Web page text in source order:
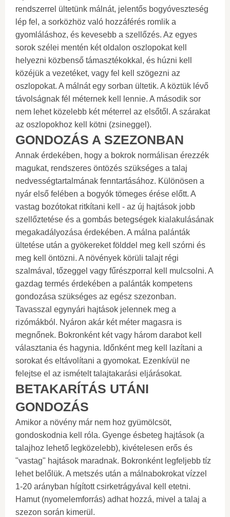
rendszerrel ültetünk málnát, jelentős bogyóveszteség
lép fel, a sorközhöz való hozzáférés romlik a
gyomláláshoz, és kevesebb a szellőzés. Az egyes
sorok szélei mentén két oldalon oszlopokat kell
helyezni közbenső támasztékokkal, és húzni kell
közéjük a vezetéket, vagy fel kell szögezni az
oszlopokat. A málnát egy sorban ültetik. A köztük lévő
távolságnak fél méternek kell lennie. A második sor
nem lehet közelebb két méterrel az elsőtől. A szárakat
az oszlopokhoz kell kötni (zsineggel).
GONDOZÁS A SZEZONBAN
Annak érdekében, hogy a bokrok normálisan érezzék
magukat, rendszeres öntözés szükséges a talaj
nedvességtartalmának fenntartásához. Különösen a
nyár első felében a bogyók tömeges érése előtt. A
vastag bozótokat ritkítani kell - az új hajtások jobb
szellőztetése és a gombás betegségek kialakulásának
megakadályozása érdekében. A málna palánták
ültetése után a gyökereket földdel meg kell szórni és
meg kell öntözni. A növények körüli talajt régi
szalmával, tőzeggel vagy fűrészporral kell mulcsolni. A
gazdag termés érdekében a palánták kompetens
gondozása szükséges az egész szezonban.
Tavasszal egynyári hajtások jelennek meg a
rizómákból. Nyáron akár két méter magasra is
megnőnek. Bokronként két vagy három darabot kell
választania és hagynia. Időnként meg kell lazítani a
sorokat és eltávolítani a gyomokat. Ezenkívül ne
felejtse el az ismételt talajtakarási eljárásokat.
BETAKARÍTÁS UTÁNI
GONDOZÁS
Amikor a növény már nem hoz gyümölcsöt,
gondoskodnia kell róla. Gyenge ésbeteg hajtások (a
talajhoz lehető legközelebb), kivételesen erős és
"vastag" hajtások maradnak. Bokronként legfeljebb tíz
lehet belőlük. A metszés után a málnabokrokat vízzel
1-20 arányban hígított csirketrágyával kell etetni.
Hamut (nyomelemforrás) adhat hozzá, mivel a talaj a
szezon során kimerül.